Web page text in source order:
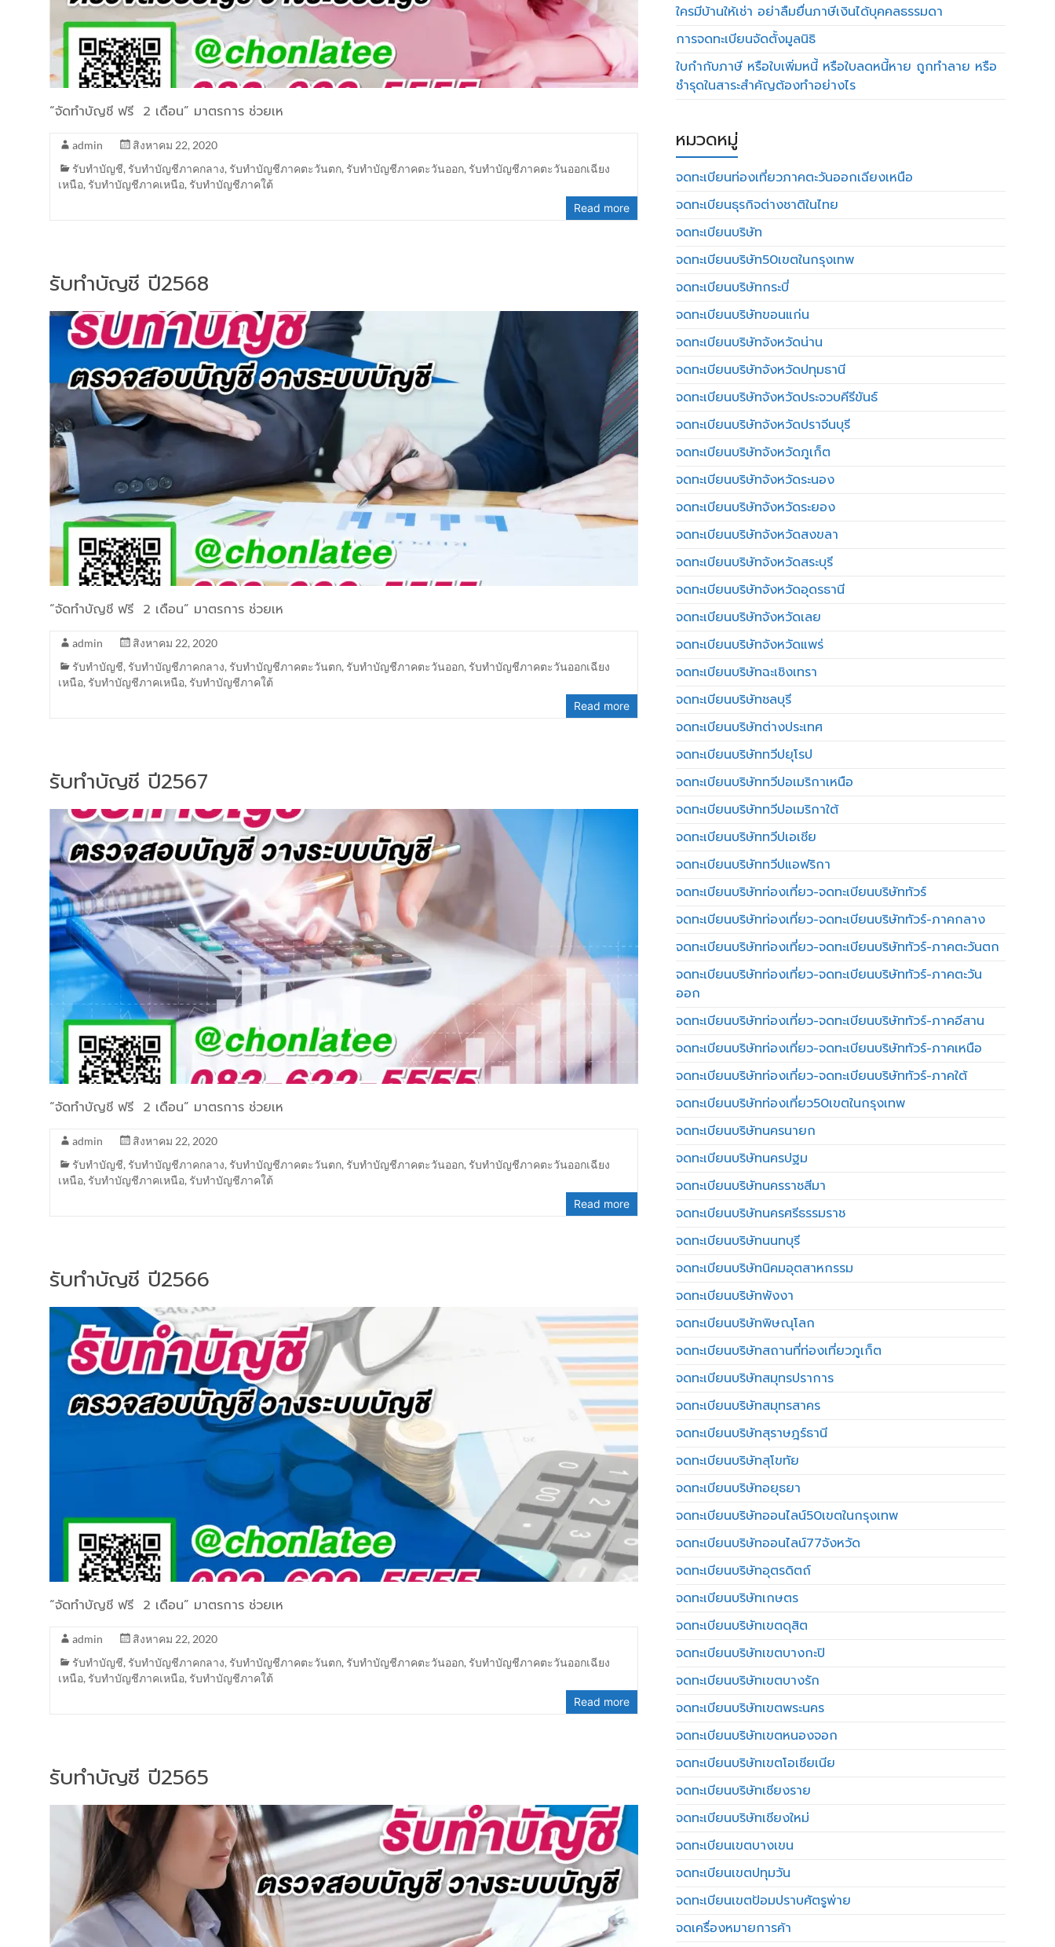
“จัดทำบัญชี ฟรี 2 เดือน” มาตรการ ช่วยเห
admin
สิงหาคม 22, 2020
รับทำบัญชี, รับทำบัญชีภาคกลาง, รับทำบัญชีภาคตะวันตก, รับทำบัญชีภาคตะวันออก, รับทำบัญชีภาคตะวันออกเฉียง
เหนือ, รับทำบัญชีภาคเหนือ, รับทำบัญชีภาคใต้
Read more
รับทำบัญชี ปี2568
“จัดทำบัญชี ฟรี 2 เดือน” มาตรการ ช่วยเห
admin
สิงหาคม 22, 2020
รับทำบัญชี, รับทำบัญชีภาคกลาง, รับทำบัญชีภาคตะวันตก, รับทำบัญชีภาคตะวันออก, รับทำบัญชีภาคตะวันออกเฉียง
เหนือ, รับทำบัญชีภาคเหนือ, รับทำบัญชีภาคใต้
Read more
รับทำบัญชี ปี2567
“จัดทำบัญชี ฟรี 2 เดือน” มาตรการ ช่วยเห
admin
สิงหาคม 22, 2020
รับทำบัญชี, รับทำบัญชีภาคกลาง, รับทำบัญชีภาคตะวันตก, รับทำบัญชีภาคตะวันออก, รับทำบัญชีภาคตะวันออกเฉียง
เหนือ, รับทำบัญชีภาคเหนือ, รับทำบัญชีภาคใต้
Read more
รับทำบัญชี ปี2566
“จัดทำบัญชี ฟรี 2 เดือน” มาตรการ ช่วยเห
admin
สิงหาคม 22, 2020
รับทำบัญชี, รับทำบัญชีภาคกลาง, รับทำบัญชีภาคตะวันตก, รับทำบัญชีภาคตะวันออก, รับทำบัญชีภาคตะวันออกเฉียง
เหนือ, รับทำบัญชีภาคเหนือ, รับทำบัญชีภาคใต้
Read more
รับทำบัญชี ปี2565
ใครมีบ้านให้เช่า อย่าลืมยื่นภาษีเงินได้บุคคลธรรมดา
การจดทะเบียนจัดตั้งมูลนิธิ
ใบกำกับภาษี หรือใบเพิ่มหนี้ หรือใบลดหนี้หาย ถูกทำลาย หรือ
ชำรุดในสาระสำคัญต้องทำอย่างไร
หมวดหมู่
จดทะเบียนท่องเที่ยวภาคตะวันออกเฉียงเหนือ
จดทะเบียนธุรกิจต่างชาติในไทย
จดทะเบียนบริษัท
จดทะเบียนบริษัท50เขตในกรุงเทพ
จดทะเบียนบริษัทกระบี่
จดทะเบียนบริษัทขอนแก่น
จดทะเบียนบริษัทจังหวัดน่าน
จดทะเบียนบริษัทจังหวัดปทุมธานี
จดทะเบียนบริษัทจังหวัดประจวบคีรีขันธ์
จดทะเบียนบริษัทจังหวัดปราจีนบุรี
จดทะเบียนบริษัทจังหวัดภูเก็ต
จดทะเบียนบริษัทจังหวัดระนอง
จดทะเบียนบริษัทจังหวัดระยอง
จดทะเบียนบริษัทจังหวัดสงขลา
จดทะเบียนบริษัทจังหวัดสระบุรี
จดทะเบียนบริษัทจังหวัดอุดรธานี
จดทะเบียนบริษัทจังหวัดเลย
จดทะเบียนบริษัทจังหวัดแพร่
จดทะเบียนบริษัทฉะเชิงเทรา
จดทะเบียนบริษัทชลบุรี
จดทะเบียนบริษัทต่างประเทศ
จดทะเบียนบริษัททวีปยุโรป
จดทะเบียนบริษัททวีปอเมริกาเหนือ
จดทะเบียนบริษัททวีปอเมริกาใต้
จดทะเบียนบริษัททวีปเอเชีย
จดทะเบียนบริษัททวีปแอฟริกา
จดทะเบียนบริษัทท่องเที่ยว-จดทะเบียนบริษัททัวร์
จดทะเบียนบริษัทท่องเที่ยว-จดทะเบียนบริษัททัวร์-ภาคกลาง
จดทะเบียนบริษัทท่องเที่ยว-จดทะเบียนบริษัททัวร์-ภาคตะวันตก
จดทะเบียนบริษัทท่องเที่ยว-จดทะเบียนบริษัททัวร์-ภาคตะวัน
ออก
จดทะเบียนบริษัทท่องเที่ยว-จดทะเบียนบริษัททัวร์-ภาคอีสาน
จดทะเบียนบริษัทท่องเที่ยว-จดทะเบียนบริษัททัวร์-ภาคเหนือ
จดทะเบียนบริษัทท่องเที่ยว-จดทะเบียนบริษัททัวร์-ภาคใต้
จดทะเบียนบริษัทท่องเที่ยว50เขตในกรุงเทพ
จดทะเบียนบริษัทนครนายก
จดทะเบียนบริษัทนครปฐม
จดทะเบียนบริษัทนครราชสีมา
จดทะเบียนบริษัทนครศรีธรรมราช
จดทะเบียนบริษัทนนทบุรี
จดทะเบียนบริษัทนิคมอุตสาหกรรม
จดทะเบียนบริษัทพังงา
จดทะเบียนบริษัทพิษณุโลก
จดทะเบียนบริษัทสถานที่ท่องเที่ยวภูเก็ต
จดทะเบียนบริษัทสมุทรปราการ
จดทะเบียนบริษัทสมุทรสาคร
จดทะเบียนบริษัทสุราษฎร์ธานี
จดทะเบียนบริษัทสุโขทัย
จดทะเบียนบริษัทอยุธยา
จดทะเบียนบริษัทออนไลน์50เขตในกรุงเทพ
จดทะเบียนบริษัทออนไลน์77จังหวัด
จดทะเบียนบริษัทอุตรดิตถ์
จดทะเบียนบริษัทเกษตร
จดทะเบียนบริษัทเขตดุสิต
จดทะเบียนบริษัทเขตบางกะปิ
จดทะเบียนบริษัทเขตบางรัก
จดทะเบียนบริษัทเขตพระนคร
จดทะเบียนบริษัทเขตหนองจอก
จดทะเบียนบริษัทเขตโอเชียเนีย
จดทะเบียนบริษัทเชียงราย
จดทะเบียนบริษัทเชียงใหม่
จดทะเบียนเขตบางเขน
จดทะเบียนเขตปทุมวัน
จดทะเบียนเขตป้อมปราบศัตรูพ่าย
จดเครื่องหมายการค้า